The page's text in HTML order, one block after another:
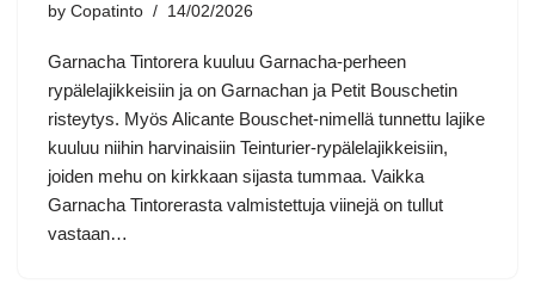
by Copatinto 14/02/2026
Garnacha Tintorera kuuluu Garnacha-perheen
rypälelajikkeisiin ja on Garnachan ja Petit Bouschetin
risteytys. Myös Alicante Bouschet-nimellä tunnettu lajike
kuuluu niihin harvinaisiin Teinturier-rypälelajikkeisiin,
joiden mehu on kirkkaan sijasta tummaa. Vaikka
Garnacha Tintorerasta valmistettuja viinejä on tullut
vastaan…